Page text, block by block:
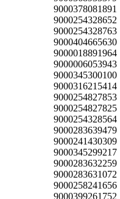
9000378081891
9000254328652
9000254328763
9000404665630
9000018891964
9000006053943
9000345300100
9000316215414
9000254827853
9000254827825
9000254328564
9000283639479
9000241430309
9000345299217
9000283632259
9000283631072
9000258241656
9000399261752